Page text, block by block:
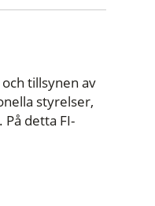
tillsynen av
styrelser,
detta FI-